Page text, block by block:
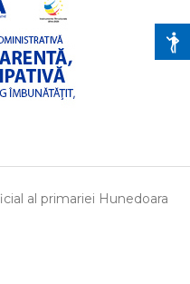
al primariei Hunedoara